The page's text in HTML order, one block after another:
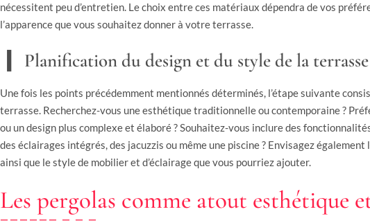
nécessitent peu d’entretien. Le choix entre ces matériaux dépendra de vos
l’apparence que vous souhaitez donner à votre terrasse.
Planification du design et du style de la terrasse
Une fois les points précédemment mentionnés déterminés, l’étape suivante
terrasse. Recherchez-vous une esthétique traditionnelle ou contemporaine ?
ou un design plus complexe et élaboré ? Souhaitez-vous inclure des
des éclairages intégrés, des jacuzzis ou même une piscine ? Envisagez
ainsi que le style de mobilier et d’éclairage que vous pourriez ajouter.
Les pergolas comme atout esthétique